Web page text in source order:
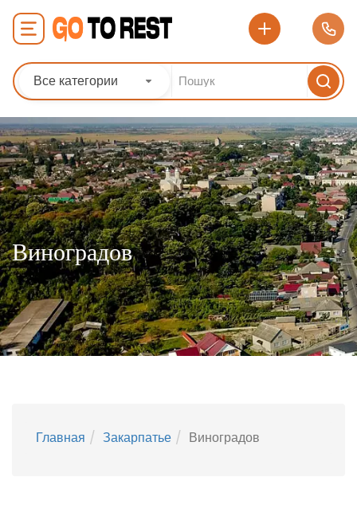
Все категории
Виноградов
Главная Закарпатье Виноградов